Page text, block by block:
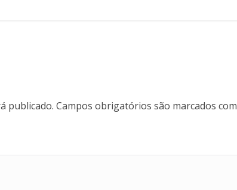
publicado. Campos obrigatórios são marcados com